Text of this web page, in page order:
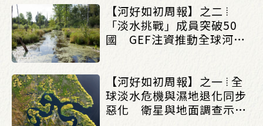
【河好如初周報】之二 ⦙
「淡水挑戰」成員突破50
國 GEF注資推動全球河川
【河好如初周報】之一 ⦙ 全
球淡水危機與濕地退化同步
惡化 衛星與地面調查示警